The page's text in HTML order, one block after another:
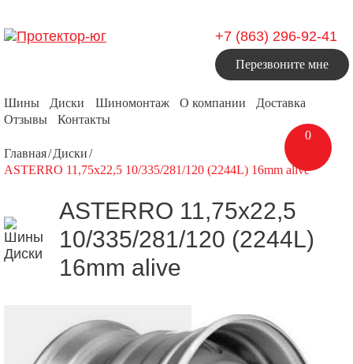
Шины Диски Шиномонтаж О компании
Доставка
Отзывы
Контакты
0
+7 (863) 296-92-41
Перезвоните мне
Главная Диски
ASTERRO 11,75x22,5 10/335/281/120 (2244L) 16mm alive
ASTERRO 11,75x22,5
10/335/281/120 (2244L)
16mm alive